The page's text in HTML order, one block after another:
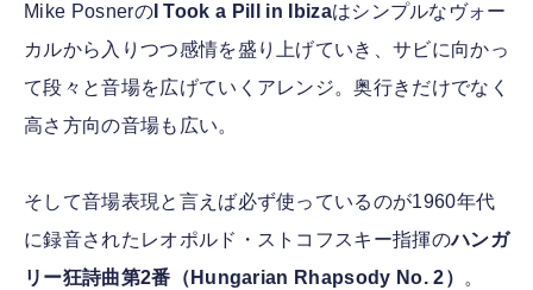
Mike PosnerのI Took a Pill in Ibizaはシンプルなヴォー
カルから入りつつ感情を盛り上げていき、サビに向かっ
て段々と音場を広げていくアレンジ。奥行きだけでなく
高さ方向の音場も広い。
そして音場表現と言えば必ず使っているのが1960年代
に録音されたレオポルド・ストコフスキー指揮のハンガ
リー狂詩曲第2番（Hungarian Rhapsody No. 2） 。